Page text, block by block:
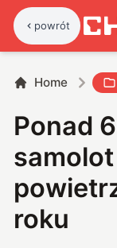
powrót
Home
Ponad
roku